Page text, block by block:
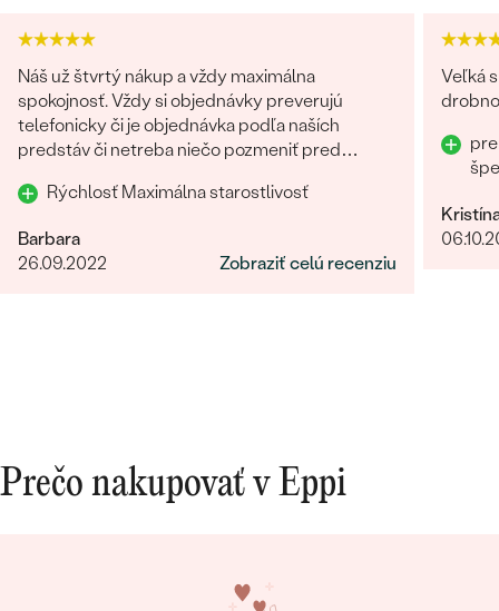
Náš už štvrtý nákup a vždy maximálna
spokojnosť. Vždy si objednávky preverujú
telefonicky či je objednávka podľa naších
predstáv či netreba niečo pozmeniť pred
Rýchlosť Maximálna starostlivosť
Barbara
26.09.2022
Zobraziť celú recenziu
Veľká
Prečo nakupovať v Eppi